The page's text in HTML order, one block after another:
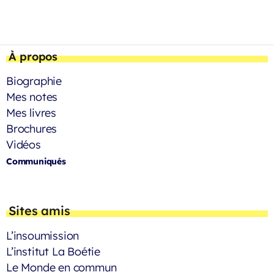
À propos
Biographie
Mes notes
Mes livres
Brochures
Vidéos
Communiqués
Sites amis
L’insoumission
L’institut La Boétie
Le Monde en commun